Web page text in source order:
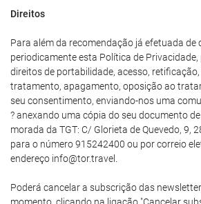
Direitos
Para além da recomendação já efetuada de
periodicamente esta Política de
direitos de portabilidade, acesso,
tratamento, apagamento, oposição ao
seu consentimento, enviando-nos uma
? anexando uma cópia do seu documento
morada da TGT: C/ Glorieta de Quevedo, 9,
para o número 915242400 ou por correio
endereço info@tor.travel.
Poderá cancelar a subscrição das